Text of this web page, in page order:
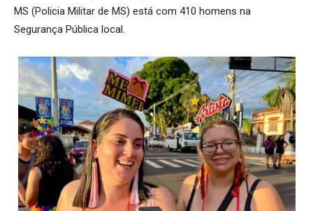
MS (Policia Militar de MS) está com 410 homens na
Segurança Pública local.